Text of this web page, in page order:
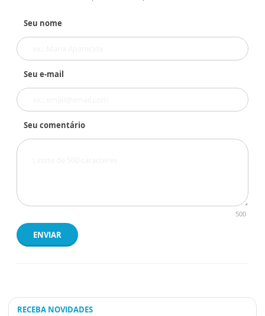
Seu nome
Seu e-mail
Seu comentário
500
ENVIAR
RECEBA NOVIDADES